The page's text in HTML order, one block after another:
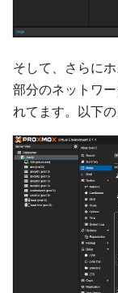
そして、さらに
部分のネットワ
れてます。以下の